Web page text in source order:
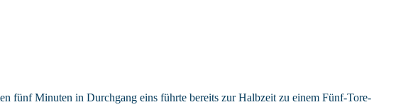
fünf Minuten in Durchgang eins führte bereits zur Halbzeit zu einem Fünf-Tore-